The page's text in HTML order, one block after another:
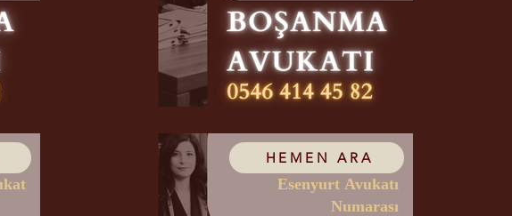
HEMEN ARA
Esenyurt Avukatı
Numarası